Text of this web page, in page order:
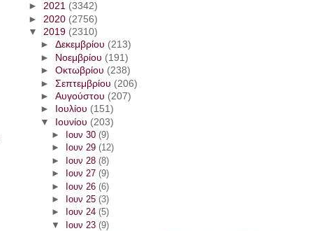
►2021 (3342)
► 2020 (2756)
▼2019 (2310)
► Δεκεμβρίου (213)
►
Νοεμβρίου (191)
► Οκτωβρίου (238)
► Σεπτεμβρίου (206)
► Αυγούστου (207)
►
Ιουλίου (151)
▼ Ιουνίου (203)
►
Ιουν 30 (9)
►
Ιουν 29 (12)
►
Ιουν 28 (8)
►
Ιουν 27 (9)
► Ιουν 26 (6)
►
Ιουν 25 (3)
►
Ιουν 24 (5)
▼ Ιουν 23 (9)